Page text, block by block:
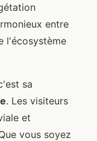
entre
l'écosystème
sa
. Les visiteurs
et
vous soyez